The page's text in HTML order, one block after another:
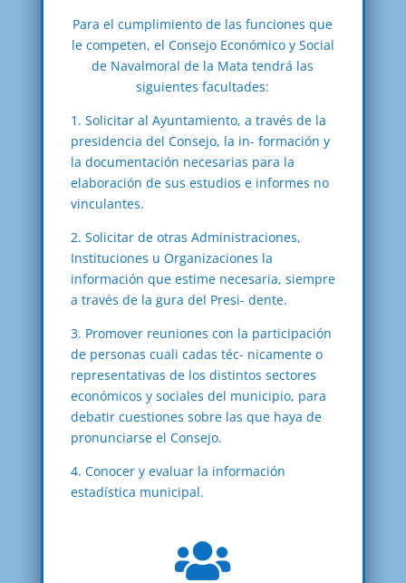
Para el cumplimiento de las funciones que
le competen, el Consejo Económico y Social
de Navalmoral de la Mata tendrá las
siguientes facultades:
1. Solicitar al Ayuntamiento, a través de la
presidencia del Consejo, la in- formación y
la documentación necesarias para la
elaboración de sus estudios e informes no
vinculantes.
2. Solicitar de otras Administraciones,
Instituciones u Organizaciones la
información que estime necesaria, siempre
a través de la gura del Presi- dente.
3. Promover reuniones con la participación
de personas cuali cadas téc- nicamente o
representativas de los distintos sectores
económicos y sociales del municipio, para
debatir cuestiones sobre las que haya de
pronunciarse el Consejo.
4. Conocer y evaluar la información
estadística municipal.
